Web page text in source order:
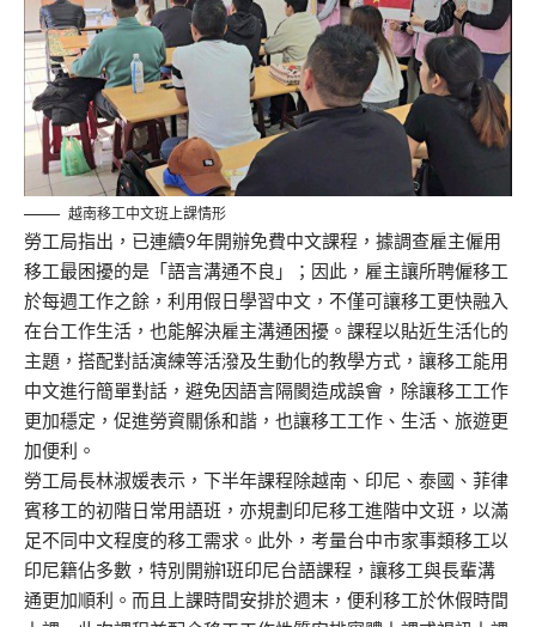
越南移工中文班上課情形
勞工局指出，已連續9年開辦免費中文課程，據調查雇主僱用
移工最困擾的是「語言溝通不良」；因此，雇主讓所聘僱移工
於每週工作之餘，利用假日學習中文，不僅可讓移工更快融入
在台工作生活，也能解決雇主溝通困擾。課程以貼近生活化的
主題，搭配對話演練等活潑及生動化的教學方式，讓移工能用
中文進行簡單對話，避免因語言隔閡造成誤會，除讓移工工作
更加穩定，促進勞資關係和諧，也讓移工工作、生活、旅遊更
加便利。
勞工局長林淑媛表示，下半年課程除越南、印尼、泰國、菲律
賓移工的初階日常用語班，亦規劃印尼移工進階中文班，以滿
足不同中文程度的移工需求。此外，考量台中市家事類移工以
印尼籍佔多數，特別開辦1班印尼台語課程，讓移工與長輩溝
通更加順利。而且上課時間安排於週末，便利移工於休假時間